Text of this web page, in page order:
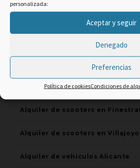
personalizada:
Aceptar y seguir
Denegado
Preferencias
Política de cookiesCondiciones de
Alquiler de scooters en Benidorm
Alquiler de scooters en El
Alquiler de scooters en
Alquiler de scooters en
Alquiler de vehiculos Alicante
Promo Web -2% code:
TOP CLIENT